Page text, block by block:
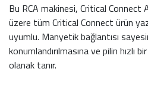
Bu RCA makinesi, Critical Connect
üzere tüm Critical Connect ürün
uyumlu. Manyetik bağlantısı
konumlandırılmasına ve pilin hızlı
olanak tanır.